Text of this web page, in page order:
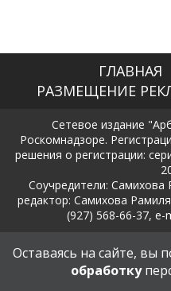
ГЛАВНАЯ
РАЗМЕЩЕНИЕ
Сетевое издание
Роскомнадзоре.
решения о регистрации:
Соучредители: Самихова
редактор: Самихова
(927) 568-66-37, e-
Политика в отношении
Оставаясь на сайте, вы
обработку